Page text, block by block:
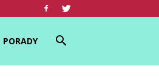
PORADY